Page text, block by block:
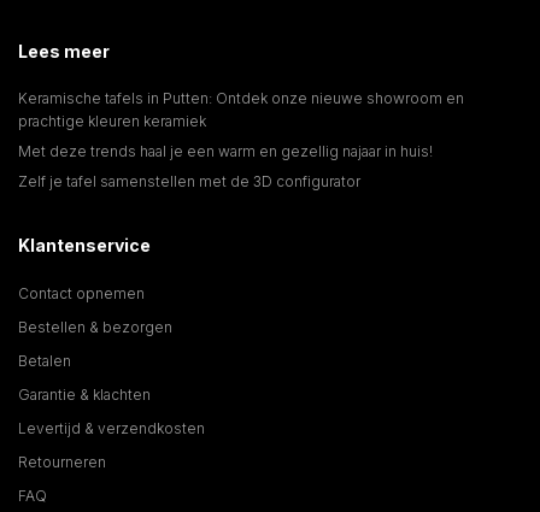
Lees meer
Keramische tafels in Putten: Ontdek onze nieuwe showroom en
prachtige kleuren keramiek
Met deze trends haal je een warm en gezellig najaar in huis!
Zelf je tafel samenstellen met de 3D configurator
Klantenservice
Contact opnemen
Bestellen & bezorgen
Betalen
Garantie & klachten
Levertijd & verzendkosten
Retourneren
FAQ